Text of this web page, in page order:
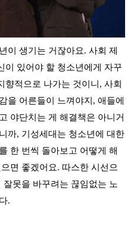
이 생기는 거잖아요. 사회 제
이 있어야 할 청소년에게 자꾸
향적으로 나가는 것이니, 사회
을 어른들이 느껴야지, 애들에
야단치는 게 해결책은 아니거
까, 기성세대는 청소년에 대한
한 번씩 돌아보고 어떻게 해
면 좋겠어요. 따스한 시선으
못을 바꾸려는 끊임없는 노
.